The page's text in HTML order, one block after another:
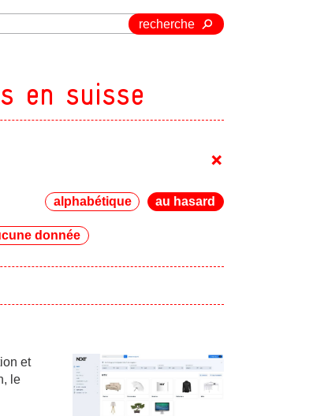
recherche
en suisse
+
alphabétique au hasard
donnée
et
le